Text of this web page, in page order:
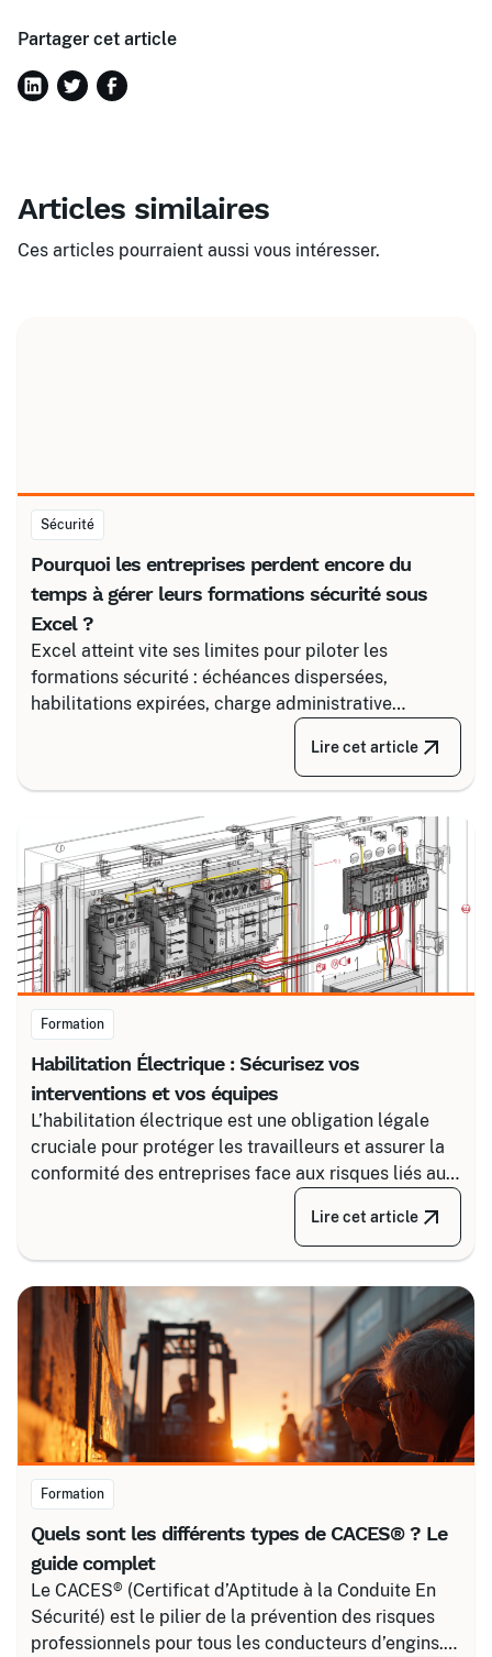
Partager cet article
Articles similaires
Ces articles pourraient aussi vous intéresser.
Sécurité
Pourquoi les entreprises perdent encore du
temps à gérer leurs formations sécurité sous
Excel ?
Excel atteint vite ses limites pour piloter les
formations sécurité : échéances dispersées,
habilitations expirées, charge administrative
croissante. Découvrez comment structurer un suivi
fiable en associant un partenaire spécialisé comme
Certalis et un logiciel de gestion de formation (TMS).
Lire cet article
Formation
Habilitation Électrique : Sécurisez vos
interventions et vos équipes
L’habilitation électrique est une obligation légale
cruciale pour protéger les travailleurs et assurer la
conformité des entreprises face aux risques liés au
courant. Certalis vous accompagne avec des
formations sur-mesure, initiales ou de recyclage,
pour maîtriser tous les niveaux de sécurité, du
tension.
Lire cet article
Formation
Quels sont les différents types de CACES® ? Le
guide complet
Le CACES® (Certificat d’Aptitude à la Conduite En
Sécurité) est le pilier de la prévention des risques
professionnels pour tous les conducteurs d’engins.